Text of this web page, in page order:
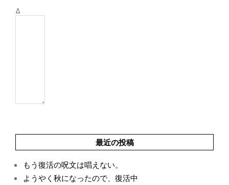
Δ
最近の投稿
もう復活の呪文は唱えない。
ようやく秋になったので、復活中